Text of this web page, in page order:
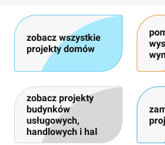
zobacz wszystkie
projekty domów
zobacz projekty
budynków
usługowych,
handlowych i hal